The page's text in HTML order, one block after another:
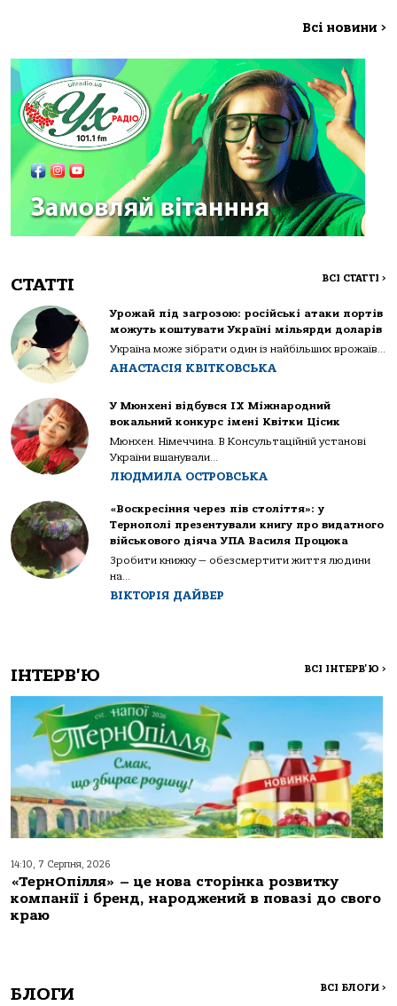
Всі новини >
СТАТТІ ВСІ СТАТТІ >
Урожай під загрозою: російські атаки портів
можуть коштувати Україні мільярди доларів
Україна може зібрати один із найбільших врожаїв...
АНАСТАСІЯ КВІТКОВСЬКА
У Мюнхені відбувся IX Міжнародний
вокальний конкурс імені Квітки Цісик
Мюнхен. Німеччина. В Консультаційній установі
України вшанували...
ЛЮДМИЛА ОСТРОВСЬКА
«Воскресіння через пів століття»: у
Тернополі презентували книгу про видатного
військового діяча УПА Василя Процюка
Зробити книжку — обезсмертити життя людини
на...
ВІКТОРІЯ ДАЙВЕР
ІНТЕРВ'Ю ВСІ ІНТЕРВ'Ю >
14:10, 7 Серпня, 2026
«ТернОпілля» – це нова сторінка розвитку
компанії і бренд, народжений в повазі до свого
краю
БЛОГИ ВСІ БЛОГИ >